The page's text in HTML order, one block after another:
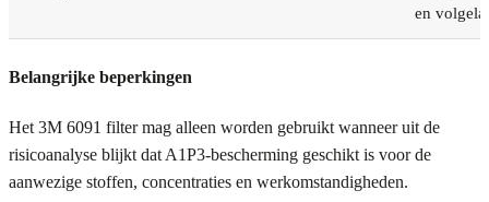
en
Belangrijke beperkingen
Het 3M 6091 filter mag alleen worden gebruikt wanneer uit de
risicoanalyse blijkt dat A1P3-bescherming geschikt is voor de
aanwezige stoffen, concentraties en werkomstandigheden.